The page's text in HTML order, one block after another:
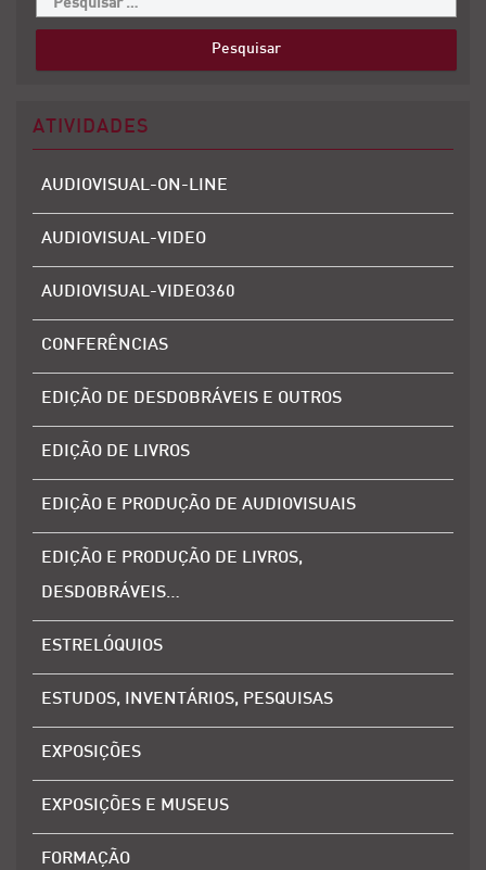
ATIVIDADES
AUDIOVISUAL-ON-LINE
AUDIOVISUAL-VIDEO
AUDIOVISUAL-VIDEO360
CONFERÊNCIAS
EDIÇÃO DE DESDOBRÁVEIS E OUTROS
EDIÇÃO DE LIVROS
EDIÇÃO E PRODUÇÃO DE AUDIOVISUAIS
EDIÇÃO E PRODUÇÃO DE LIVROS,
DESDOBRÁVEIS…
ESTRELÓQUIOS
ESTUDOS, INVENTÁRIOS, PESQUISAS
EXPOSIÇÕES
EXPOSIÇÕES E MUSEUS
FORMAÇÃO